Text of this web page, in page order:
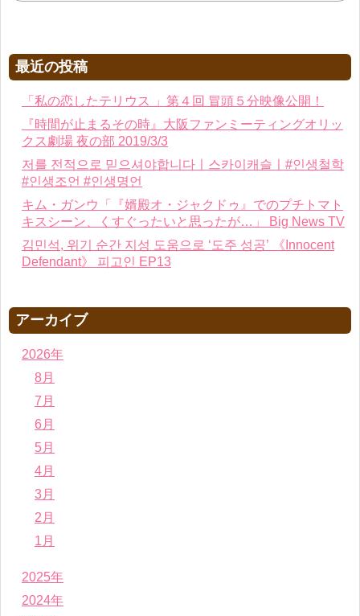
最近の投稿
「私の恋したテリウス 」第４回 冒頭５分映像公開！
『時間が止まるその時』大阪ファンミーティングオリッ
クス劇場 夜の部 2019/3/3
저를 전적으로 믿으셔야합니다ㅣ스카이캐슬ㅣ#인생철학
#인생조언 #인생명언
キム・ガンウ「『婿殿オ・ジャクドゥ』でのプチトマト
キスシーン、くすぐったいと思ったが…」 Big News TV
김민석, 위기 순간 지성 도움으로 ‘도주 성공’ 《Innocent
Defendant》 피고인 EP13
アーカイブ
2026年
8月
7月
6月
5月
4月
3月
2月
1月
2025年
2024年